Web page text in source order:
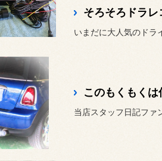
そろそろドラレ
このもくもくは
当店スタッフ日記ファ